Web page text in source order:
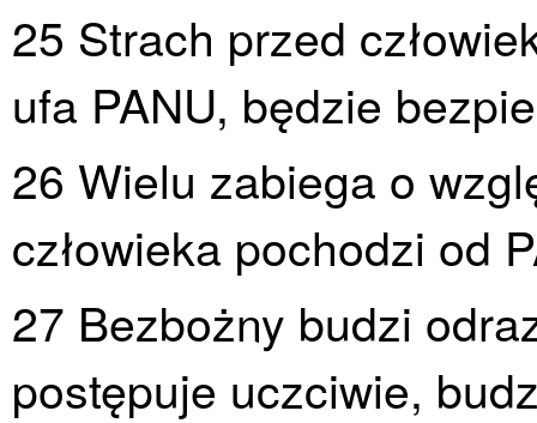
25 Strach przed
ufa PANU, będzie
26 Wielu zabiega o
człowieka pochodzi od
27 Bezbożny budzi
postępuje uczciwie,